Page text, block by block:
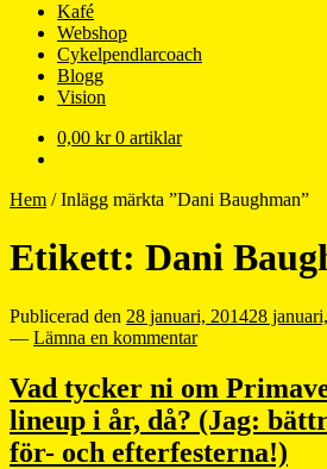
Kafé
Webshop
Cykelpendlarcoach
Blogg
Vision
0,00 kr 0 artiklar
Hem /Inlägg märkta ”Dani Baughman”
Etikett: Dani
Publicerad den 28 januari, 201428
— Lämna en kommentar
Vad tycker ni om
lineup i år, då? (Jag:
för- och efterfesterna!)